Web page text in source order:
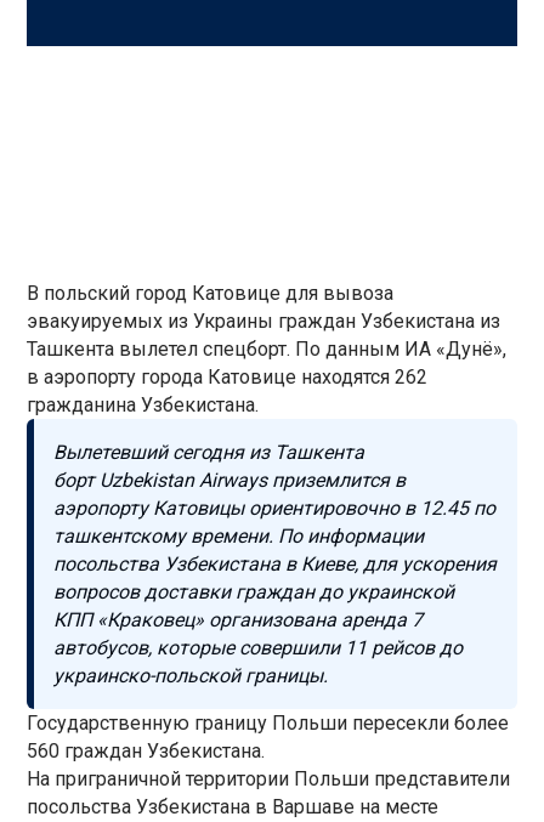
В польский город Катовице для вывоза
эвакуируемых из Украины граждан Узбекистана из
Ташкента вылетел спецборт. По данным ИА «Дунё»,
в аэропорту города Катовице находятся 262
гражданина Узбекистана.
Вылетевший сегодня из Ташкента
борт Uzbekistan Airways приземлится в
аэропорту Катовицы ориентировочно в 12.45 по
ташкентскому времени. По информации
посольства Узбекистана в Киеве, для ускорения
вопросов доставки граждан до украинской
КПП «Краковец» организована аренда 7
автобусов, которые совершили 11 рейсов до
украинско-польской границы.
Государственную границу Польши пересекли более
560 граждан Узбекистана.
На приграничной территории Польши представители
посольства Узбекистана в Варшаве на месте